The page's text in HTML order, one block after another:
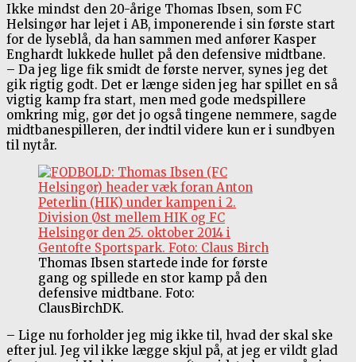
Ikke mindst den 20-årige Thomas Ibsen, som FC
Helsingør har lejet i AB, imponerende i sin første start
for de lyseblå, da han sammen med anfører Kasper
Enghardt lukkede hullet på den defensive midtbane.
– Da jeg lige fik smidt de første nerver, synes jeg det
gik rigtig godt. Det er længe siden jeg har spillet en så
vigtig kamp fra start, men med gode medspillere
omkring mig, gør det jo også tingene nemmere, sagde
midtbanespilleren, der indtil videre kun er i sundbyen
til nytår.
Thomas Ibsen startede inde for første
gang og spillede en stor kamp på den
defensive midtbane. Foto:
ClausBirchDK.
– Lige nu forholder jeg mig ikke til, hvad der skal ske
efter jul. Jeg vil ikke lægge skjul på, at jeg er vildt glad